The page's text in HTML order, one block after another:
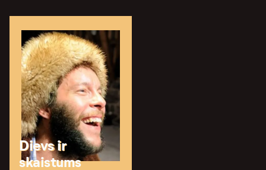
Dievs ir
skaistums